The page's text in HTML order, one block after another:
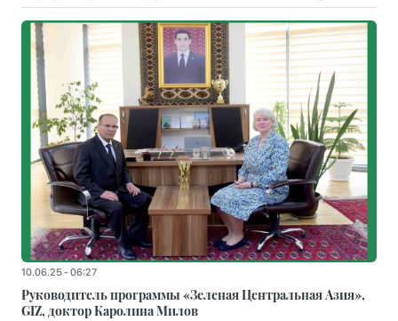
10.06.25 - 06:27
Руководитель программы «Зеленая Центральная Азия»,
GIZ, доктор Каролина Милов